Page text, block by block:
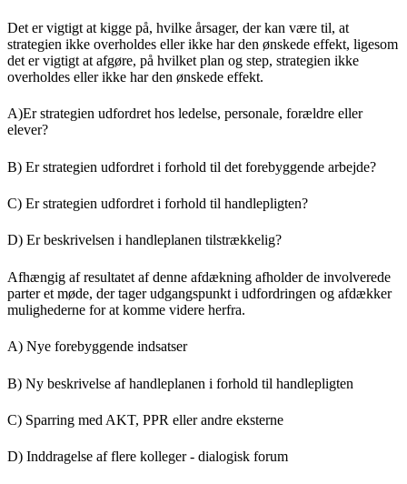
Det er vigtigt at kigge på, hvilke årsager, der kan være til, at
strategien ikke overholdes eller ikke har den ønskede effekt, ligesom
det er vigtigt at afgøre, på hvilket plan og step, strategien ikke
overholdes eller ikke har den ønskede effekt.
A)Er strategien udfordret hos ledelse, personale, forældre eller
elever?
B) Er strategien udfordret i forhold til det forebyggende arbejde?
C) Er strategien udfordret i forhold til handlepligten?
D) Er beskrivelsen i handleplanen tilstrækkelig?
Afhængig af resultatet af denne afdækning afholder de involverede
parter et møde, der tager udgangspunkt i udfordringen og afdækker
mulighederne for at komme videre herfra.
A) Nye forebyggende indsatser
B) Ny beskrivelse af handleplanen i forhold til handlepligten
C) Sparring med AKT, PPR eller andre eksterne
D) Inddragelse af flere kolleger - dialogisk forum